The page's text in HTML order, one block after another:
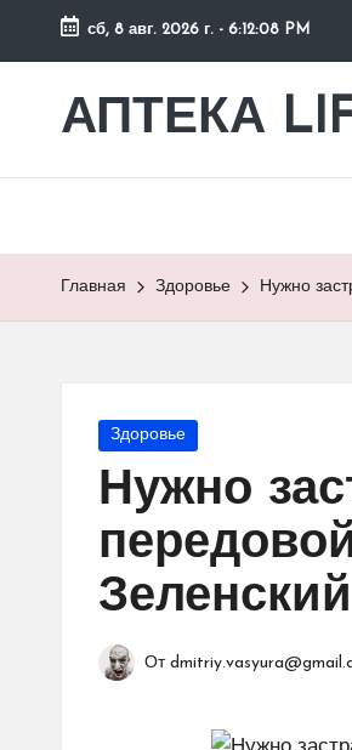
Перейти
содержимому
сб, 8 авг. 2026 г. - 6:12:09 PM
АПТЕКА
сайт
Главная Здоровье Нужно
Опубликовано
Здоровье
Нужно
Зеленский
Запись
От